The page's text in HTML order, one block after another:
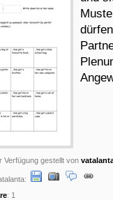
Verfügung gestellt von
: 1